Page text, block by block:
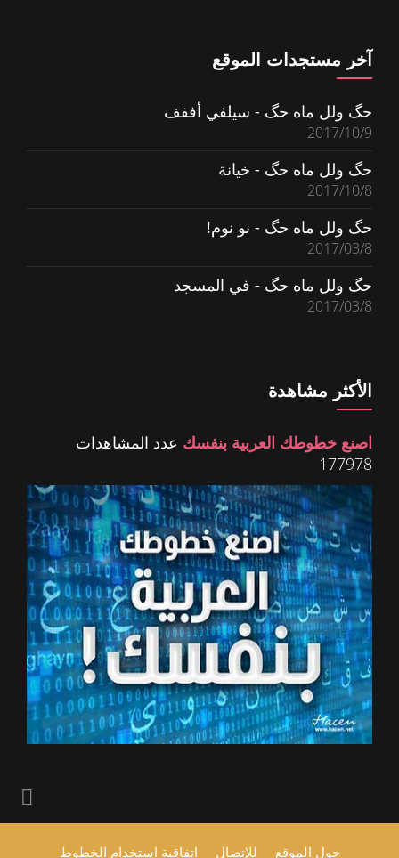
آخر مستجدات الموقع
حگ ولل ماه حگ - سيلفي أففف
2017/10/9
حگ ولل ماه حگ - خيانة
2017/10/8
حگ ولل ماه حگ - نو نوم!
2017/03/8
حگ ولل ماه حگ - في المسجد
2017/03/8
الأكثر مشاهدة
اصنع خطوطك العربية بنفسك عدد المشاهدات
177978
حول الموقع للإتصال اتفاقية استخدام الخطوط